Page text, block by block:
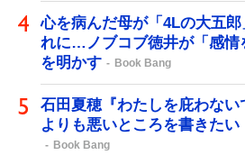
心を病んだ母が「4Lの大五
れに…ノブコブ徳井が「感情
を明かす
Book Bang
石田夏穂『わたしを庇わな
よりも悪いところを書きたい
Book Bang